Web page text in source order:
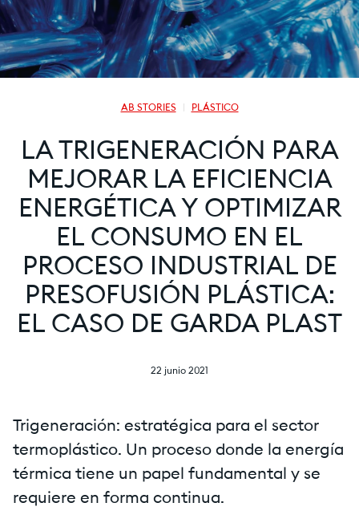
AB STORIES PLÁSTICO
LA TRIGENERACIÓN PARA
MEJORAR LA EFICIENCIA
ENERGÉTICA Y OPTIMIZAR
EL CONSUMO EN EL
PROCESO INDUSTRIAL DE
PRESOFUSIÓN PLÁSTICA:
EL CASO DE GARDA PLAST
22 junio 2021
Trigeneración: estratégica para el sector
termoplástico. Un proceso donde la energía
térmica tiene un papel fundamental y se
requiere en forma continua.